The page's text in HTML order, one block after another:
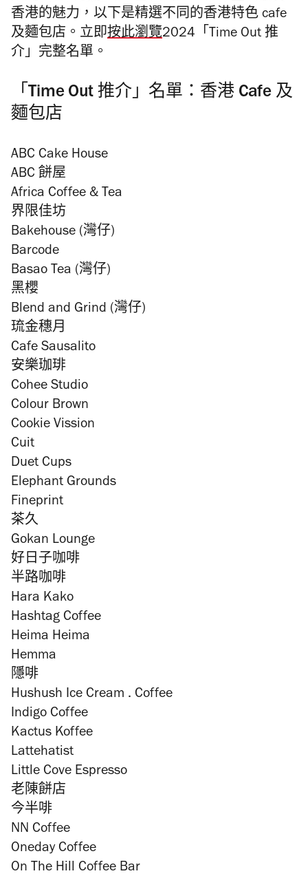
香港的魅力，以下是精選不同的香港特色 cafe
及麵包店。 立即按此瀏覽2024「Time Out 推
介」完整名單。
「Time Out 推介」名單：香港 Cafe 及
麵包店
ABC Cake House
ABC 餅屋
Africa Coffee & Tea
界限佳坊
Bakehouse (灣仔)
Barcode
Basao Tea (灣仔)
黑櫻
Blend and Grind (灣仔)
琉金穗月
Cafe Sausalito
安樂珈琲
Cohee Studio
Colour Brown
Cookie Vission
Cuit
Duet Cups
Elephant Grounds
Fineprint
茶久
Gokan Lounge
好日子咖啡
半路咖啡
Hara Kako
Hashtag Coffee
Heima Heima
Hemma
隱啡
Hushush Ice Cream . Coffee
Indigo Coffee
Kactus Koffee
Lattehatist
Little Cove Espresso
老陳餅店
今半啡
NN Coffee
Oneday Coffee
On The Hill Coffee Bar